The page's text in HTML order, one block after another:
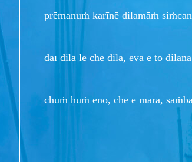
prēmanuṁ karīnē dilamāṁ
daī dila lē chē dila, ēvā ē tō dilanā
chuṁ huṁ ēnō, chē ē mārā,